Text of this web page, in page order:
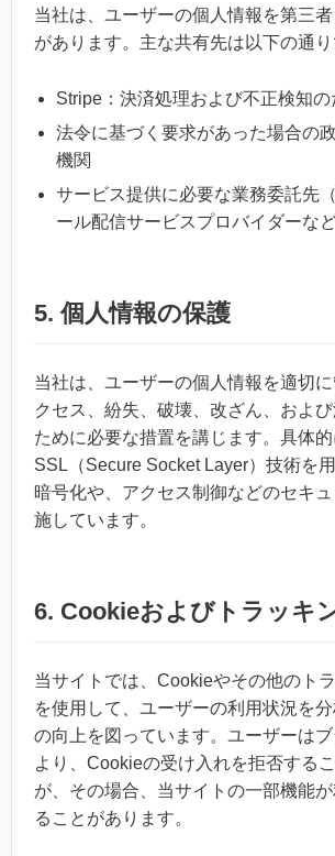
当社は、ユーザーの個人情報を第三
があります。主な共有先は以下の通り
Stripe：決済処理および不正検知の
法令に基づく要求があった場合の
機関
サービス提供に必要な業務委託先
ール配信サービスプロバイダーなど
5. 個人情報の保護
当社は、ユーザーの個人情報を適切
クセス、紛失、破壊、改ざん、およ
ために必要な措置を講じます。具体的
SSL（Secure Socket Layer）技術を
暗号化や、アクセス制御などのセキ
施しています。
6. Cookieおよびトラッキ
当サイトでは、Cookieやその他のト
を使用して、ユーザーの利用状況を
の向上を図っています。ユーザーは
より、Cookieの受け入れを拒否する
が、その場合、当サイトの一部機能
ることがあります。